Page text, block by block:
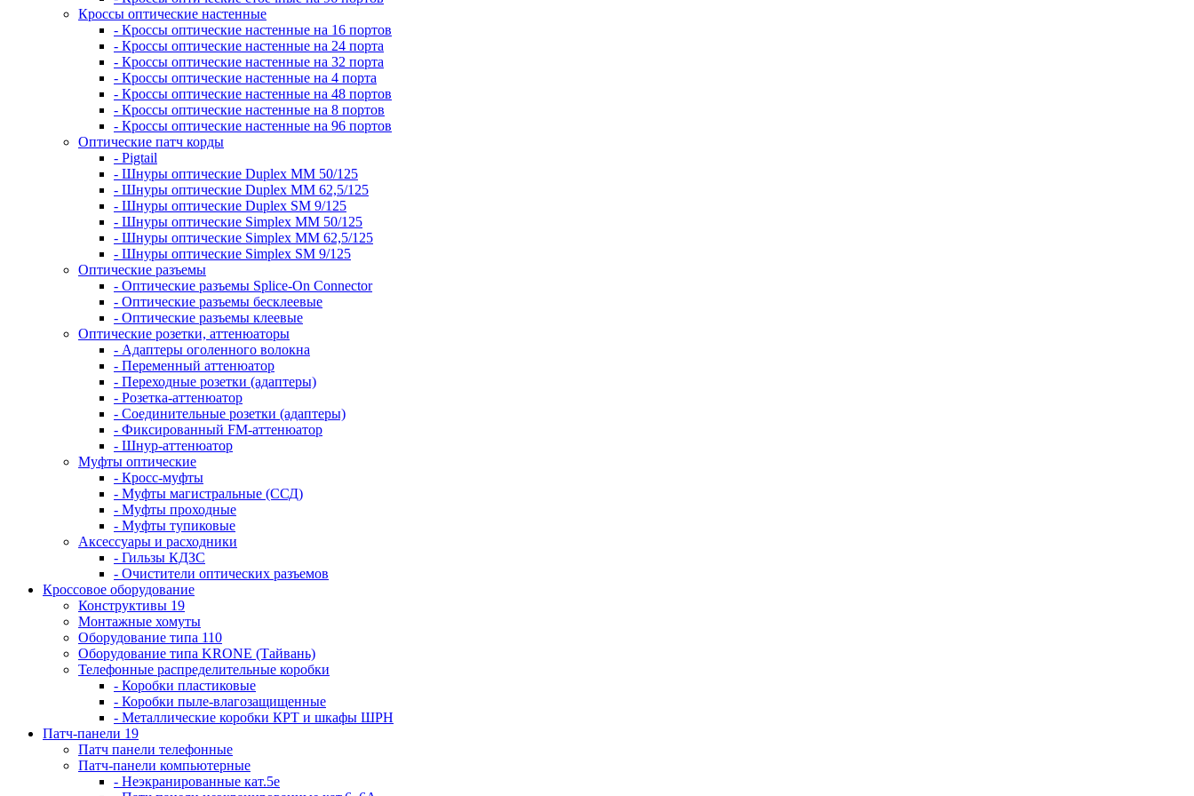
Кроссы оптические настенные
- Кроссы оптические настенные на 16 портов
- Кроссы оптические настенные на 24 порта
- Кроссы оптические настенные на 32 порта
- Кроссы оптические настенные на 4 порта
- Кроссы оптические настенные на 48 портов
- Кроссы оптические настенные на 8 портов
- Кроссы оптические настенные на 96 портов
Оптические патч корды
- Pigtail
- Шнуры оптические Duplex MM 50/125
- Шнуры оптические Duplex MM 62,5/125
- Шнуры оптические Duplex SM 9/125
- Шнуры оптические Simplex MM 50/125
- Шнуры оптические Simplex MM 62,5/125
- Шнуры оптические Simplex SM 9/125
Оптические разъемы
- Оптические разъемы Splice-On Connector
- Оптические разъемы бесклеевые
- Оптические разъемы клеевые
Оптические розетки, аттенюаторы
- Адаптеры оголенного волокна
- Переменный аттенюатор
- Переходные розетки (адаптеры)
- Розетка-аттенюатор
- Соединительные розетки (адаптеры)
- Фиксированный FM-аттенюатор
- Шнур-аттенюатор
Муфты оптические
- Кросс-муфты
- Муфты магистральные (ССД)
- Муфты проходные
- Муфты тупиковые
Аксессуары и расходники
- Гильзы КДЗС
- Очистители оптических разъемов
Кроссовое оборудование
Конструктивы 19
Монтажные хомуты
Оборудование типа 110
Оборудование типа KRONE (Тайвань)
Телефонные распределительные коробки
- Коробки пластиковые
- Коробки пыле-влагозащищенные
- Металлические коробки КРТ и шкафы ШРН
Патч-панели 19
Патч панели телефонные
Патч-панели компьютерные
- Неэкранированные кат.5е